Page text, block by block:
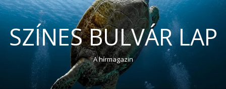
SZÍNES BULVÁR LAP
A hírmagazin